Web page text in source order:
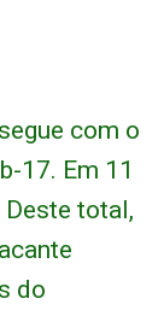
com o
17. Em 11
total,
do